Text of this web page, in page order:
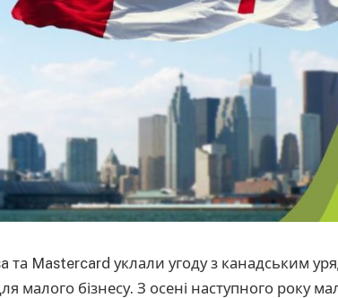
та Mastercard уклали угоду з канадським
малого бізнесу. З осені наступного року